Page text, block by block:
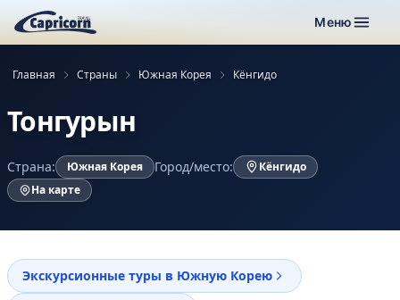
Меню
Главная Страны Южная Корея Кёнгидо
Тонгурын
Страна: Южная Корея Город/место:
Кёнгидо
На карте
Экскурсионные туры в Южную Корею